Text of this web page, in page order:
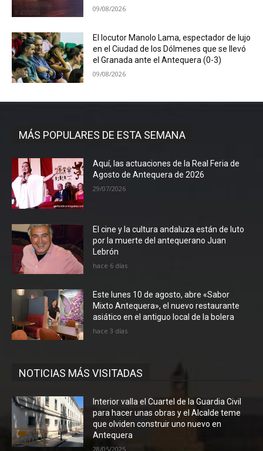
09/08/2026
El locutor Manolo Lama, espectador de lujo
en el Ciudad de los Dólmenes que se llevó
el Granada ante el Antequera (0-3)
09/08/2026
MÁS POPULARES DE ESTA SEMANA
Aquí, las actuaciones de la Real Feria de
Agosto de Antequera de 2026
29/07/2026
El cine y la cultura andaluza están de luto
por la muerte del antequerano Juan
Lebrón
hace 6 días
Este lunes 10 de agosto, abre «Sabor
Mixto Antequera», el nuevo restaurante
asiático en el antiguo local de la bolera
hace 3 días
NOTICIAS MÁS VISITADAS
Interior valla el Cuartel de la Guardia Civil
para hacer unas obras y el Alcalde teme
que olviden construir uno nuevo en
Antequera
28/05/2025